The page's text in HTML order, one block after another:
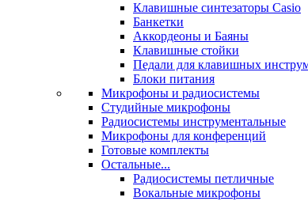
Клавишные синтезаторы Casio
Банкетки
Аккордеоны и Баяны
Клавишные стойки
Педали для клавишных
Блоки питания
Микрофоны и радиосистемы
Студийные микрофоны
Радиосистемы инструментальные
Микрофоны для конференций
Готовые комплекты
Остальные...
Радиосистемы петличные
Вокальные микрофоны